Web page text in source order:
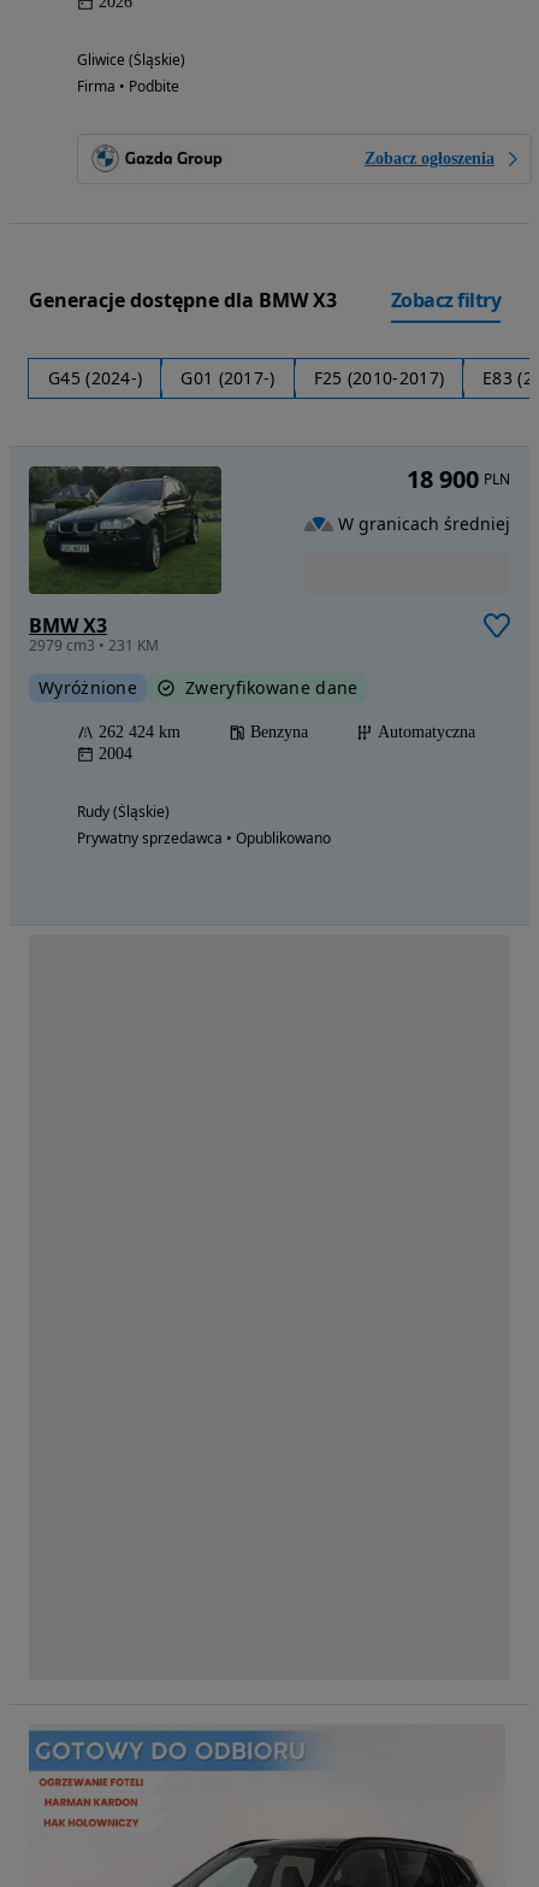
Gliwice (Śląskie)
Firma • Podbite
Zobacz ogłoszenia
Generacje dostępne dla BMW X3 Zobacz filtry
G45 (2024-) G01 (2017-) F25 (2010-2017) E83
BMW X3
2979 cm3 • 231 KM
Wyróżnione Zweryfikowane dane
262 424 km Benzyna
Automatyczna
2004
Rudy (Śląskie)
Prywatny sprzedawca • Opublikowano
18 900 PLN
W granicach średniej